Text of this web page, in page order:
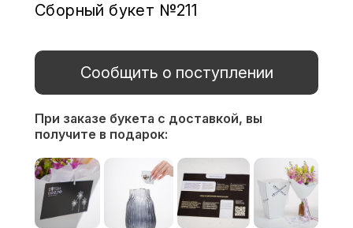
Сборный букет №211
Сообщить о поступлении
При заказе букета с доставкой, вы
получите в подарок: